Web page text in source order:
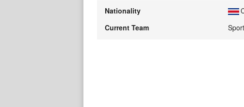
Nationality
Current Team